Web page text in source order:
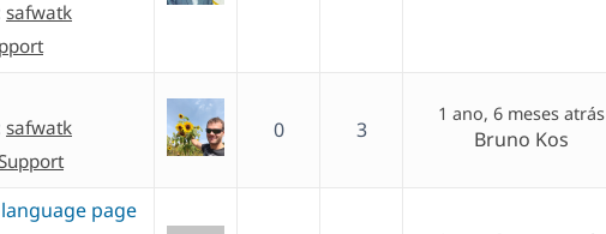
safwatk
safwatk
0 3
1 ano, 6 meses atrás
Bruno Kos
page